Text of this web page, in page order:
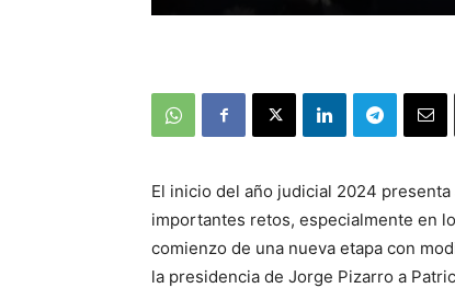
El inicio del año judicial 2024
importantes retos, especialmente en
comienzo de una nueva etapa con
la presidencia de Jorge Pizarro a